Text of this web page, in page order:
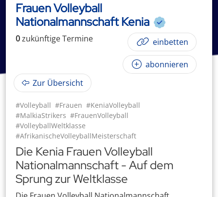
Frauen Volleyball
Nationalmannschaft Kenia
0zukünftigeTermine einbetten
abonnieren
Zur Übersicht
#Volleyball #Frauen #KeniaVolleyball
#MalkiaStrikers #FrauenVolleyball
#VolleyballWeltklasse
#AfrikanischeVolleyballMeisterschaft
Die Kenia Frauen Volleyball
Nationalmannschaft - Auf dem
Sprung zur Weltklasse